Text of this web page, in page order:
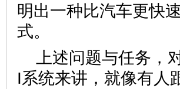
明出一种比汽车更快
式。
上述问题与任务，
I系统来讲，就像有人